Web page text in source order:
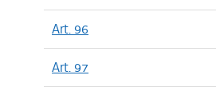
Art. 96
Art. 97